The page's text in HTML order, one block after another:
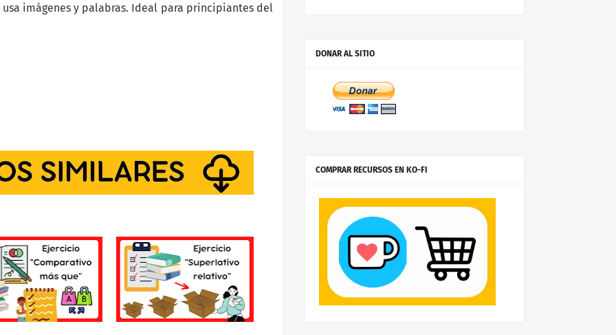
imágenes y palabras. Ideal para principiantes del
DONAR AL SITIO
COMPRAR RECURSOS EN KO-FI